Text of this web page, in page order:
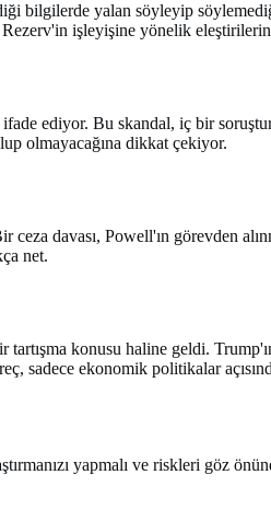
bilgilerde yalan söyleyip
işleyişine yönelik
ediyor. Bu skandal, iç bir
olmayacağına dikkat çekiyor.
davası, Powell'ın görevden
net.
konusu haline geldi.
sadece ekonomik politikalar
yapmalı ve riskleri göz